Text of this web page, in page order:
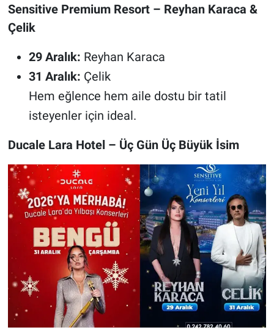
Sensitive Premium Resort – Reyhan Karaca &
Çelik
29 Aralık: Reyhan Karaca
31 Aralık: Çelik
Hem eğlence hem aile dostu bir tatil
isteyenler için ideal.
Ducale Lara Hotel – Üç Gün Üç Büyük İsim